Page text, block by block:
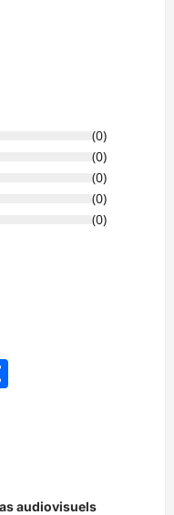
(0)
(0)
(0)
(0)
(0)
audiovisuels